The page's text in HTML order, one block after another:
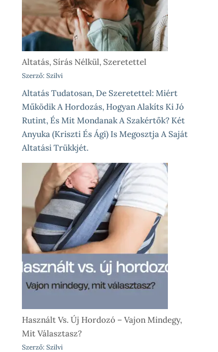
Altatás, Sírás Nélkül, Szeretettel
Szerző: Szilvi
Altatás Tudatosan, De Szeretettel: Miért
Működik A Hordozás, Hogyan Alakíts Ki Jó
Rutint, És Mit Mondanak A Szakértők? Két
Anyuka (Kriszti És Ági) Is Megosztja A Saját
Altatási Trükkjét.
Használt Vs. Új Hordozó – Vajon Mindegy,
Mit Választasz?
Szerző: Szilvi